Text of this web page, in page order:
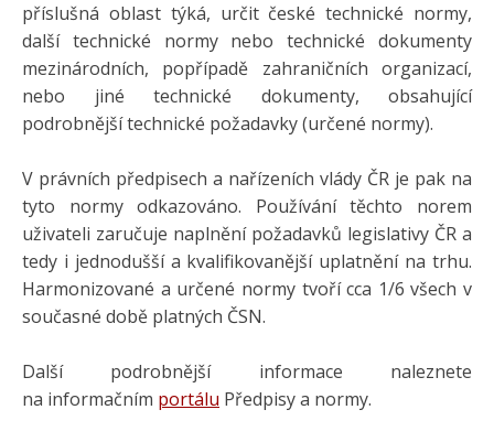
příslušná oblast týká, určit české technické normy,
další technické normy nebo technické dokumenty
mezinárodních, popřípadě zahraničních organizací,
nebo jiné technické dokumenty, obsahující
podrobnější technické požadavky (určené normy).
V právních předpisech a nařízeních vlády ČR je pak na
tyto normy odkazováno. Používání těchto norem
uživateli zaručuje naplnění požadavků legislativy ČR a
tedy i jednodušší a kvalifikovanější uplatnění na trhu.
Harmonizované a určené normy tvoří cca 1/6 všech v
současné době platných ČSN.
Další podrobnější informace naleznete
na informačním portálu Předpisy a normy.